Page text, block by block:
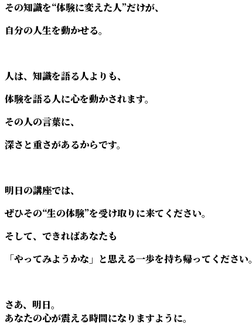
その知識を“体験に変えた人”だけが、
自分の人生を動かせる。
人は、知識を語る人よりも、
体験を語る人に心を動かされます。
その人の言葉に、
深さと重さがあるからです。
明日の講座では、
ぜひその“生の体験”を受け取りに来てください。
そして、できれば――あなたも
「やってみようかな」と思える一歩を持ち帰ってください。
さあ、明日。
あなたの心が震える時間になりますように。